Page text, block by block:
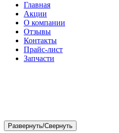
Главная
Акции
О компании
Отзывы
Контакты
Прайс-лист
Запчасти